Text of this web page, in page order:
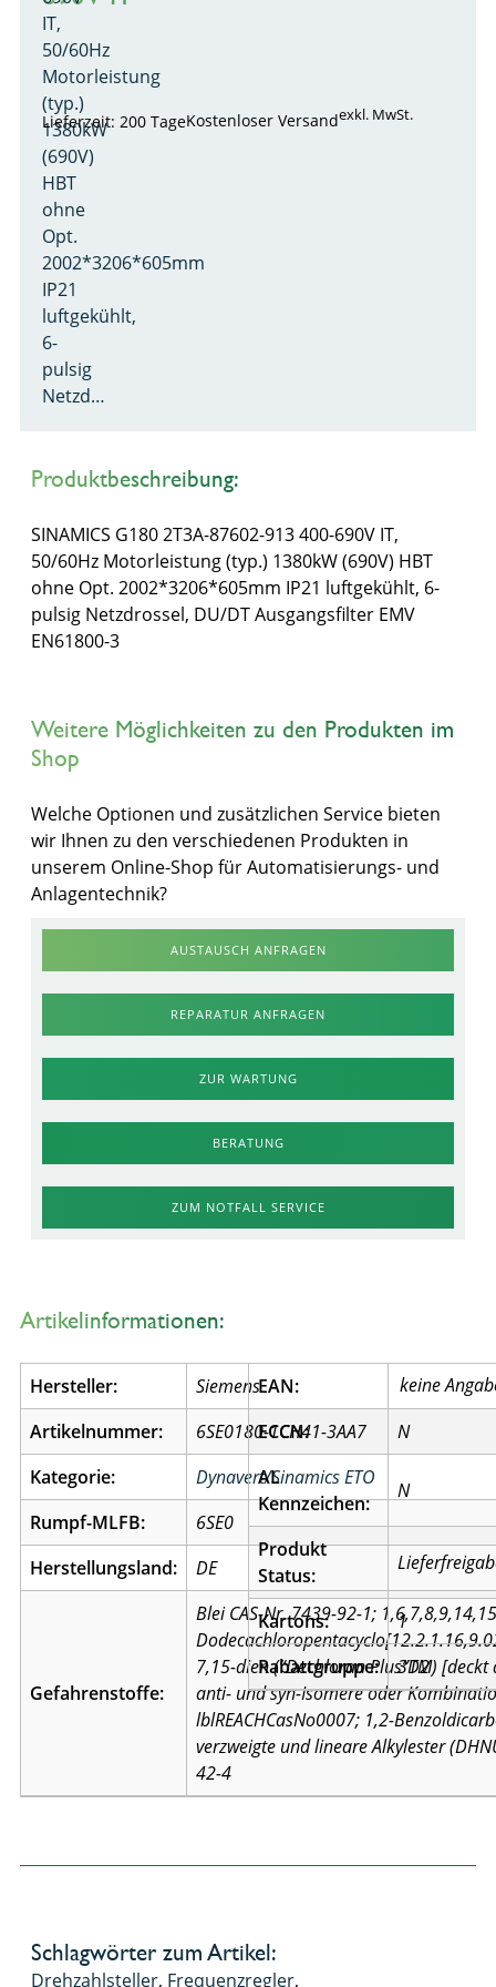
IT,
50/60Hz
Motorleistung
(typ.)
1380kW
(690V)
HBT
ohne
Opt.
2002*3206*605mm
IP21
luftgekühlt,
6-
pulsig
Netzd…
Lieferzeit: 200 TageKostenloser Versandexkl. MwSt.
Produktbeschreibung:
SINAMICS G180 2T3A-87602-913 400-690V IT,
50/60Hz Motorleistung (typ.) 1380kW (690V) HBT
ohne Opt. 2002*3206*605mm IP21 luftgekühlt, 6-
pulsig Netzdrossel, DU/DT Ausgangsfilter EMV
EN61800-3
Weitere Möglichkeiten zu den Produkten im
Shop
Welche Optionen und zusätzlichen Service bieten
wir Ihnen zu den verschiedenen Produkten in
unserem Online-Shop für Automatisierungs- und
Anlagentechnik?
AUSTAUSCH ANFRAGEN
REPARATUR ANFRAGEN
ZUR WARTUNG
BERATUNG
ZUM NOTFALL SERVICE
Artikelinformationen:
Hersteller:
Siemens
Artikelnummer:
6SE0180-1CH41-3AA7
Kategorie:
Dynavert/Sinamics ETO
Rumpf-MLFB:
6SE0
Herstellungsland:
DE
Gefahrenstoffe:
Blei CAS-Nr. 7439-92-1;
7,15-dien (“Dechloran Plus”TM)
anti- und syn-Isomere oder
lblREACHCasNo0007; 1,2-
verzweigte und lineare Alkylester
42-4
EAN:
ECCN:
N
AL
Kennzeichen:
N
Produkt
Status:
Kartons:
1
Rabattgruppe:
3D2
Schlagwörter zum Artikel:
Drehzahlsteller, Frequenzregler,